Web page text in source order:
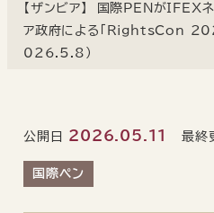
【ザンビア】 国際PENがIFEXネ
ア政府による「RightsCon
026.5.8）
公開日 2026.05.11 最終
国際ペン